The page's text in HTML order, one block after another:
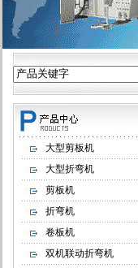
大型剪板机
大型折弯机
剪板机
折弯机
卷板机
双机联动折弯机